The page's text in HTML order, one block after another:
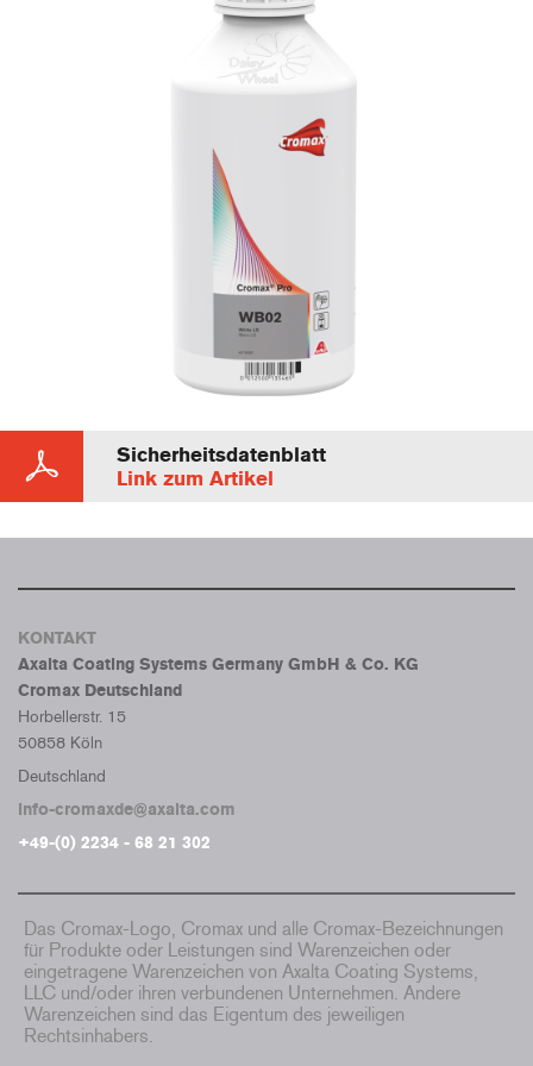
Sicherheitsdatenblatt
Link zum Artikel
KONTAKT
Axalta Coating Systems Germany GmbH & Co. KG
Cromax Deutschland
Horbellerstr. 15
50858 Köln
Deutschland
info-cromaxde@axalta.com
+49-(0) 2234 - 68 21 302
Das Cromax-Logo, Cromax und alle Cromax-Bezeichnungen
für Produkte oder Leistungen sind Warenzeichen oder
eingetragene Warenzeichen von Axalta Coating Systems,
LLC und/oder ihren verbundenen Unternehmen. Andere
Warenzeichen sind das Eigentum des jeweiligen
Rechtsinhabers.